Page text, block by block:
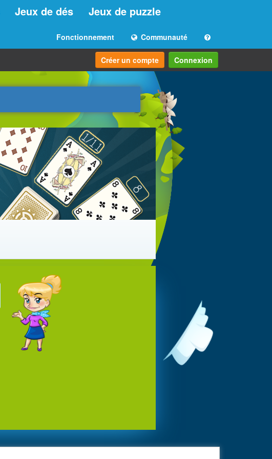
Jeux de dés Jeux de puzzle
Fonctionnement Communauté
Créer un compte Connexion